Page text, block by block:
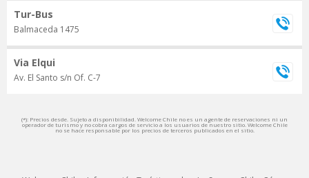
Tur-Bus
Balmaceda 1475
Via Elqui
Av. El Santo s/n Of. C-7
(*): Precios desde. Sujeto a disponibilidad. Welcome Chile no es un agente de reservaciones ni un
operador de turismo y no cobra cargos de servicio a los usuarios de nuestro sitio. Welcome Chile
no se hace responsable por los precios de terceros publicados en el sitio.